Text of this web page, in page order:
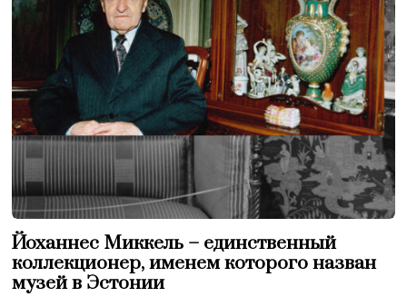
Йоханнес Миккель – единственный
коллекционер, именем которого назван
музей в Эстонии